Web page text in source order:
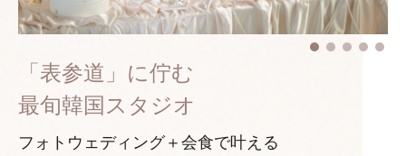
「表参道」に佇む
最旬韓国スタジオ
フォトウェディング＋会食で叶える